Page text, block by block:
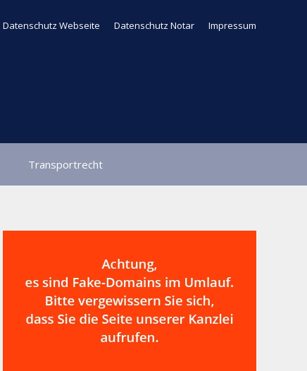
Datenschutz Webseite Datenschutz Notar Impressum
Transportrecht